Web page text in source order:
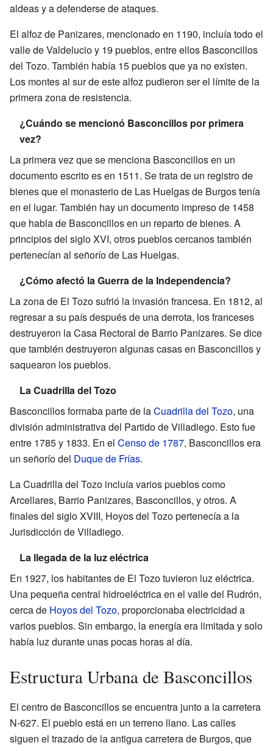
aldeas y a defenderse de ataques.
El alfoz de Panizares, mencionado en 1190, incluía todo el
valle de Valdelucio y 19 pueblos, entre ellos Basconcillos
del Tozo. También había 15 pueblos que ya no existen.
Los montes al sur de este alfoz pudieron ser el límite de la
primera zona de resistencia.
¿Cuándo se mencionó Basconcillos por primera
vez?
La primera vez que se menciona Basconcillos en un
documento escrito es en 1511. Se trata de un registro de
bienes que el monasterio de Las Huelgas de Burgos tenía
en el lugar. También hay un documento impreso de 1458
que habla de Basconcillos en un reparto de bienes. A
principios del siglo XVI, otros pueblos cercanos también
pertenecían al señorío de Las Huelgas.
¿Cómo afectó la Guerra de la Independencia?
La zona de El Tozo sufrió la invasión francesa. En 1812, al
regresar a su país después de una derrota, los franceses
destruyeron la Casa Rectoral de Barrio Panizares. Se dice
que también destruyeron algunas casas en Basconcillos y
saquearon los pueblos.
La Cuadrilla del Tozo
Basconcillos formaba parte de laCuadrilla del Tozo, una
división administrativa del Partido de Villadiego. Esto fue
entre 1785 y 1833. En el Censo de 1787, Basconcillos era
un señorío del Duque de Frías.
La Cuadrilla del Tozo incluía varios pueblos como
Arcellares, Barrio Panizares, Basconcillos, y otros. A
finales del siglo XVIII, Hoyos del Tozo pertenecía a la
Jurisdicción de Villadiego.
La llegada de la luz eléctrica
En 1927, los habitantes de El Tozo tuvieron luz eléctrica.
Una pequeña central hidroeléctrica en el valle del Rudrón,
cerca de Hoyos del Tozo, proporcionaba electricidad a
varios pueblos. Sin embargo, la energía era limitada y solo
había luz durante unas pocas horas al día.
Estructura Urbana de Basconcillos
El centro de Basconcillos se encuentra junto a la carretera
N-627. El pueblo está en un terreno llano. Las calles
siguen el trazado de la antigua carretera de Burgos, que